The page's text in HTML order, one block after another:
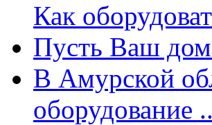
Как
Пусть Ваш
В Амурской
оборудование